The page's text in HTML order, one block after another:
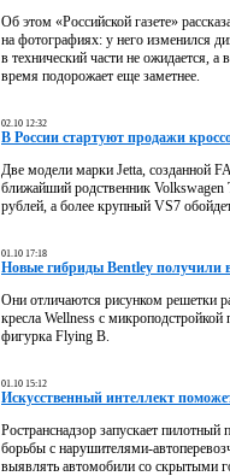
Об этом «Российской газете»
на фотографиях: у него изменился
в технический части не ожидается,
время подорожает еще заметнее.
02.10 12:32
В России стартуют продажи
Две модели марки Jetta, созданной
ближайший родственник Volkswagen
рублей, а более крупный VS7
01.10 17:18
Новые гибриды Bentley получили
Они отличаются рисунком решетки
кресла Wellness с
фигурка Flying B.
01.10 15:12
Искусственный интеллект
Ространснадзор запускает
борьбы с нарушителями-
выявлять автомобили со скрытыми